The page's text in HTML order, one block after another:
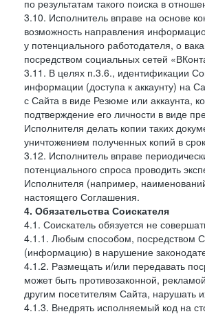
по результатам такого поиска в
3.10. Исполнитель вправе на основе
возможность направления
у потенциального работодателя, о
посредством социальных сетей
3.11. В целях п.3.6., идентификации
информации (доступа к аккаунту) на
с Сайта в виде Резюме или аккаунта,
подтверждение его личности в виде
Исполнителя делать копии таких
уничтожением полученных копий в
3.12. Исполнитель вправе
потенциального спроса проводить
Исполнителя (например,
настоящего Соглашения.
4. Обязательства Соискателя
4.1. Соискатель обязуется не
4.1.1. Любым способом, посредством
(информацию) в нарушение
4.1.2. Размещать и/или передавать
может быть противозаконной,
другим посетителям Сайта, нарушать
4.1.3. Внедрять исполняемый код на